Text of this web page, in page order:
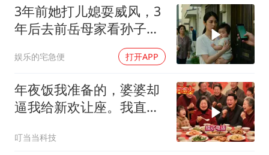
3年前她打儿媳耍威风，3
年后去前岳母家看孙子，
娱乐的宅急便 打开APP
年夜饭我准备的，婆婆却
逼我给新欢让座。我直接
求我回去
叮当当科技